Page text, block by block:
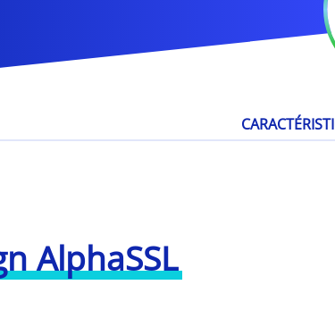
AlphaSSL